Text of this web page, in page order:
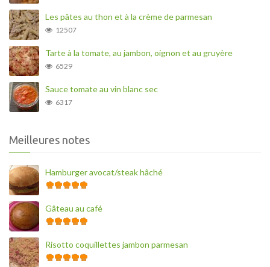
Les pâtes au thon et à la crème de parmesan
12507
Tarte à la tomate, au jambon, oignon et au gruyère
6529
Sauce tomate au vin blanc sec
6317
Meilleures notes
Hamburger avocat/steak hâché
Gâteau au café
Risotto coquillettes jambon parmesan